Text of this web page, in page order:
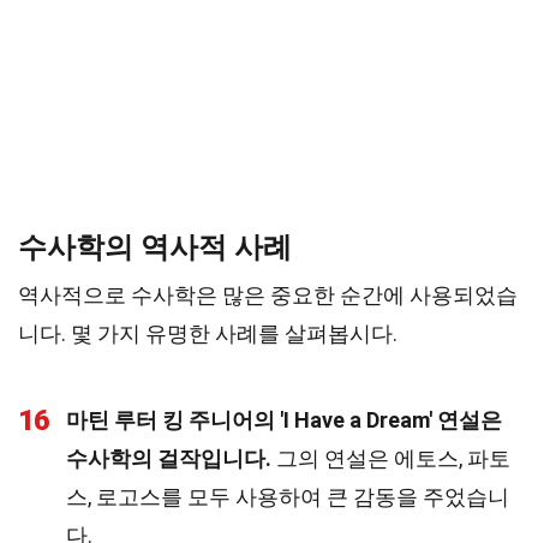
수사학의 역사적 사례
역사적으로 수사학은 많은 중요한 순간에 사용되었습
니다. 몇 가지 유명한 사례를 살펴봅시다.
16
마틴 루터 킹 주니어의 'I Have a Dream' 연설은
수사학의 걸작입니다. 그의 연설은 에토스, 파토
스, 로고스를 모두 사용하여 큰 감동을 주었습니
다.